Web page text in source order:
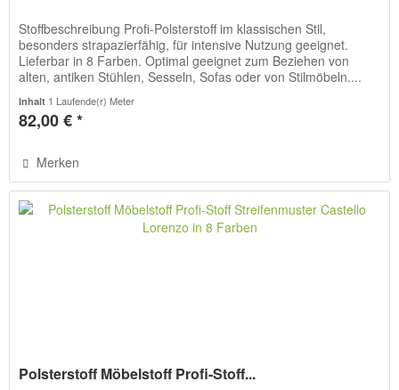
Stoffbeschreibung Profi-Polsterstoff im klassischen Stil,
besonders strapazierfähig, für intensive Nutzung geeignet.
Lieferbar in 8 Farben. Optimal geeignet zum Beziehen von
alten, antiken Stühlen, Sesseln, Sofas oder von Stilmöbeln....
Inhalt 1 Laufende(r) Meter
82,00 € *
Merken
Polsterstoff Möbelstoff Profi-Stoff...